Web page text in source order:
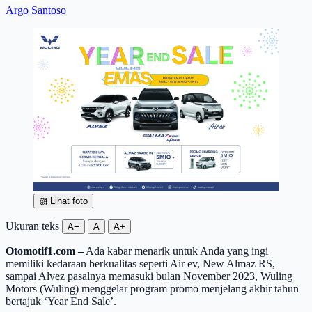
Argo Santoso
▧ Lihat foto
Ukuran teks A− A A+
Otomotif1.com –Ada kabar menarik untuk Anda yang ingi
memiliki kedaraan berkualitas seperti Air ev, New Almaz RS,
sampai Alvez pasalnya memasuki bulan November 2023, Wuling
Motors (Wuling) menggelar program promo menjelang akhir tahun
bertajuk ‘Year End Sale’.